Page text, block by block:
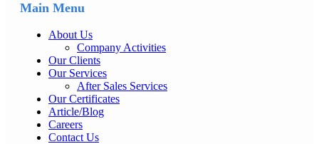
Main Menu
About Us
Company Activities
Our Clients
Our Services
After Sales Services
Our Certificates
Article/Blog
Careers
Contact Us